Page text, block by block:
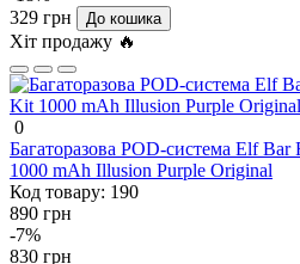
329 грн
До кошика
Хіт продажу 🔥
0
Багаторазова POD-система Elf
1000 mAh Illusion Purple Original
Код товару: 190
890 грн
-7%
830 грн